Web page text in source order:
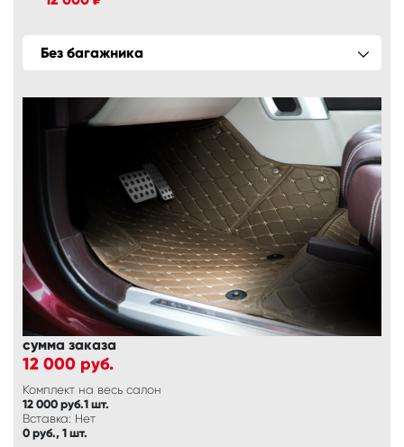
Без багажника
сумма заказа
12 000 руб.
Комплект на весь салон
12 000 руб.1 шт.
Вставка: Нет
0 руб., 1 шт.